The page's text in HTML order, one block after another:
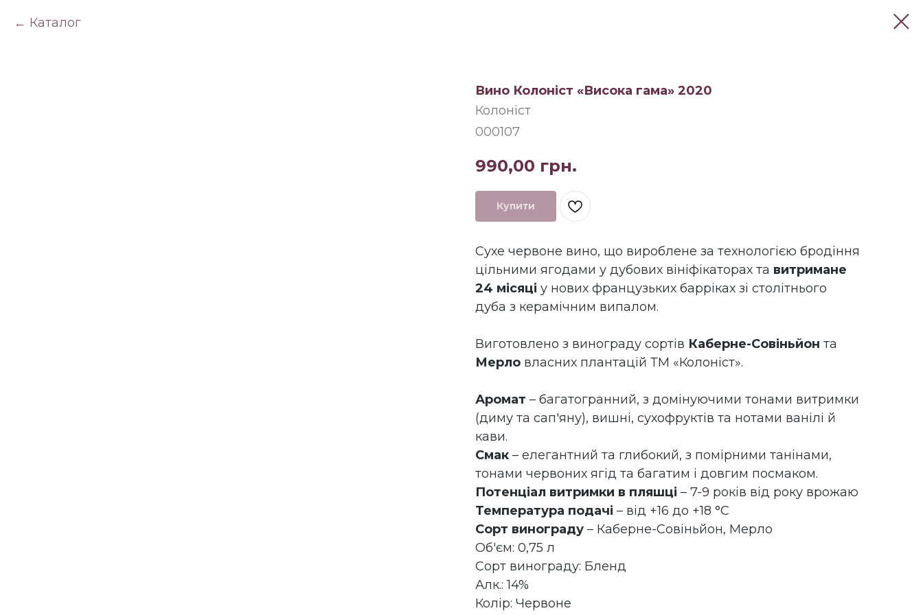
Каталог
Вино Колоніст «Висока гама» 2020
Колоніст
000107
990,00 грн.
Купити
Сухе червоне вино, що вироблене за технологією бродіння
цільними ягодами у дубових вініфікаторах та витримане
24 місяці у нових французьких барріках зі столітнього
дуба з керамічним випалом.
Виготовлено з винограду сортів Каберне-Совіньйон та
Мерло власних плантацій ТМ «Колоніст».
Аромат – багатогранний, з домiнуючими тонами витримки
(диму та сап'яну), вишнi, сухофруктiв та нотами ванілі й
кави.
Смак – елегантний та глибокий, з помiрними танiнами,
тонами червоних ягiд та багатим i довгим посмаком.
Потенціал витримки в пляшці – 7-9 років від року врожаю
Температура подачі – від +16 до +18 °С
Сорт винограду – Каберне-Совіньйон, Мерло
Об'єм: 0,75 л
Сорт винограду: Бленд
Алк.: 14%
Колір: Червоне